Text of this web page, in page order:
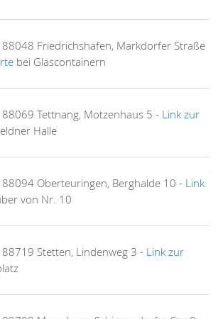
88048 Friedrichshafen, Markdorfer Straße
bei Glascontainern
88069 Tettnang, Motzenhaus 5 - Link zur
Halle
88094 Oberteuringen, Berghalde 10 - Link
von Nr. 10
88719 Stetten, Lindenweg 3 - Link zur